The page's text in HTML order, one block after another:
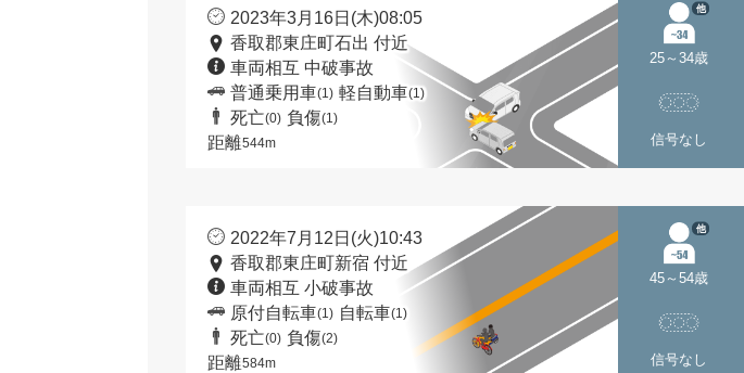
2023年3月16日(木)08:05
香取郡東庄町石出 付近
車両相互 中破事故
普通乗用車(1) 軽自動車(1)
死亡(0) 負傷(1)
距離544m
25～34歳
他
信号なし
2022年7月12日(火)10:43
香取郡東庄町新宿 付近
車両相互 小破事故
原付自転車(1) 自転車(1)
死亡(0) 負傷(2)
距離584m
45～54歳
他
信号なし